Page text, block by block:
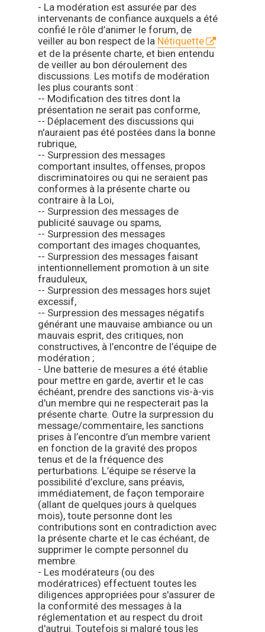
- La modération est assurée par des
intervenants de confiance auxquels a été
confié le rôle d’animer le forum, de
veiller au bon respect de la Nétiquette
et de la présente charte, et bien entendu
de veiller au bon déroulement des
discussions. Les motifs de modération
les plus courants sont :
-- Modification des titres dont la
présentation ne serait pas conforme,
-- Déplacement des discussions qui
n'auraient pas été postées dans la bonne
rubrique,
-- Surpression des messages
comportant insultes, offenses, propos
discriminatoires ou qui ne seraient pas
conformes à la présente charte ou
contraire à la Loi,
-- Surpression des messages de
publicité sauvage ou spams,
-- Surpression des messages
comportant des images choquantes,
-- Surpression des messages faisant
intentionnellement promotion à un site
frauduleux,
-- Surpression des messages hors sujet
excessif,
-- Surpression des messages négatifs
générant une mauvaise ambiance ou un
mauvais esprit, des critiques, non
constructives, à l’encontre de l’équipe de
modération ;
- Une batterie de mesures a été établie
pour mettre en garde, avertir et le cas
échéant, prendre des sanctions vis-à-vis
d'un membre qui ne respecterait pas la
présente charte. Outre la surpression du
message/commentaire, les sanctions
prises à l’encontre d’un membre varient
en fonction de la gravité des propos
tenus et de la fréquence des
perturbations. L’équipe se réserve la
possibilité d’exclure, sans préavis,
immédiatement, de façon temporaire
(allant de quelques jours à quelques
mois), toute personne dont les
contributions sont en contradiction avec
la présente charte et le cas échéant, de
supprimer le compte personnel du
membre.
- Les modérateurs (ou des
modératrices) effectuent toutes les
diligences appropriées pour s'assurer de
la conformité des messages à la
réglementation et au respect du droit
d'autrui. Toutefois si malgré tous les